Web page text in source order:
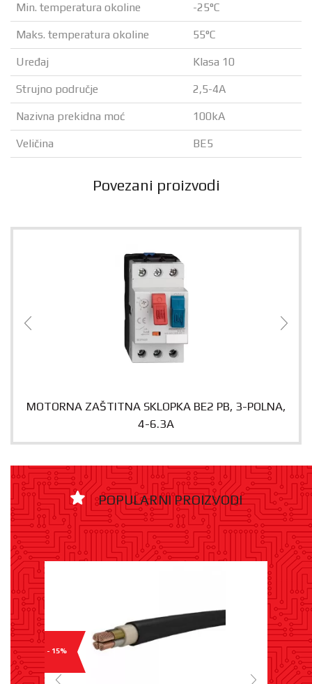
Min. temperatura okoline -25°C
Maks. temperatura okoline 55°C
Uređaj Klasa 10
Strujno područje 2,5-4A
Nazivna prekidna moć 100kA
Veličina BE5
Povezani proizvodi
MOTORNA ZAŠTITNA SKLOPKA BE2 PB, 3-POLNA,
4-6.3A
POPULARNI PROIZVODI
- 15%